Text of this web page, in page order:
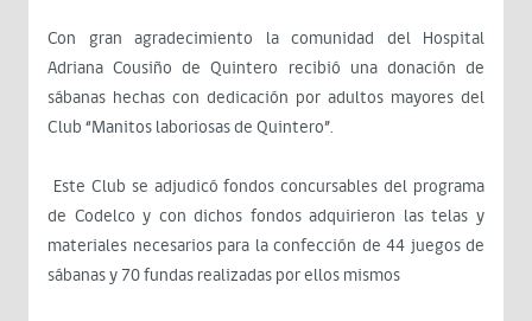
Con gran agradecimiento la comunidad del Hospital
Adriana Cousiño de Quintero recibió una donación de
sábanas hechas con dedicación por adultos mayores del
Club “Manitos laboriosas de Quintero”.
Este Club se adjudicó fondos concursables del programa
de Codelco y con dichos fondos adquirieron las telas y
materiales necesarios para la confección de 44 juegos de
sábanas y 70 fundas realizadas por ellos mismos